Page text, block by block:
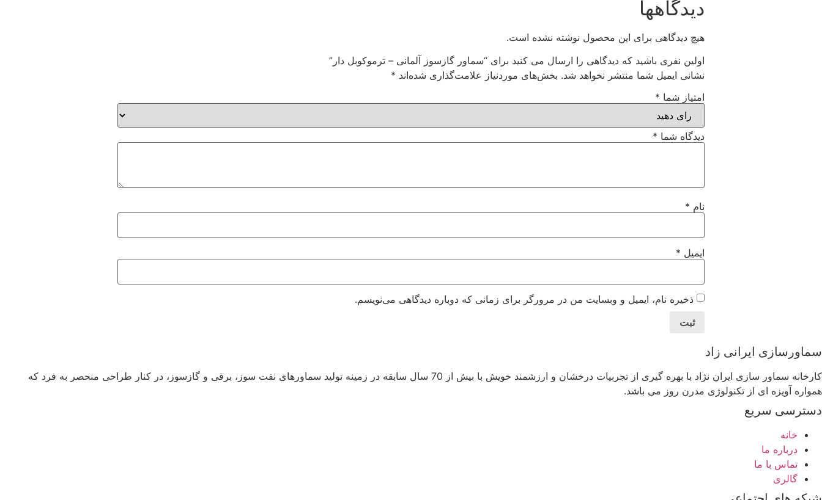
دیدگاهها
هیچ دیدگاهی برای این محصول نوشته نشده است.
اولین نفری باشید که دیدگاهی را ارسال می کنید برای “سماور گازسوز آلمانی – ترموکوبل دار”
نشانی ایمیل شما منتشر نخواهد شد. بخش‌های موردنیاز علامت‌گذاری شده‌اند *
امتیاز شما *
دیدگاه شما *
نام *
ایمیل *
ذخیره نام، ایمیل و وبسایت من در مرورگر برای زمانی که دوباره دیدگاهی می‌نویسم.
سماورسازی ایرانی زاد
کارخانه سماور سازی ایران نژاد با بهره گیری از تجربیات درخشان و ارزشمند خویش با بیش از 70 سال سابقه در زمینه تولید سماورهای نفت سوز، برقی و گازسوز، در کنار طراحی منحصر به فرد که
همواره آویزه ای از تکنولوژی مدرن روز می باشد.
دسترسی سریع
خانه
درباره ما
تماس با ما
گالری